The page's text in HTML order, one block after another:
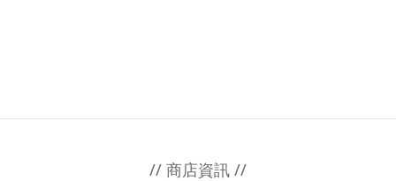
// 商店資訊 //